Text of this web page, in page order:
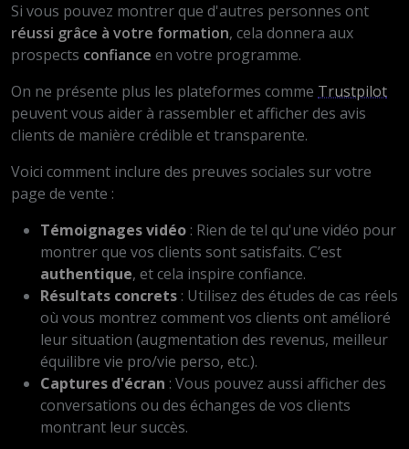
Si vous pouvez montrer que d'autres personnes ont
réussi grâce à votre formation, cela donnera aux
prospects confiance en votre programme.
On ne présente plus les plateformes comme Trustpilot
peuvent vous aider à rassembler et afficher des avis
clients de manière crédible et transparente.
Voici comment inclure des preuves sociales sur votre
page de vente :
Témoignages vidéo : Rien de tel qu'une vidéo pour
montrer que vos clients sont satisfaits. C’est
authentique, et cela inspire confiance.
Résultats concrets : Utilisez des études de cas réels
où vous montrez comment vos clients ont amélioré
leur situation (augmentation des revenus, meilleur
équilibre vie pro/vie perso, etc.).
Captures d'écran : Vous pouvez aussi afficher des
conversations ou des échanges de vos clients
montrant leur succès.